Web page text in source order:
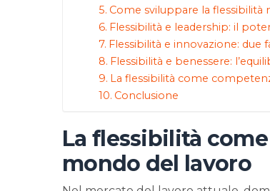
Come sviluppare la flessibilità
Flessibilità e leadership: il
Flessibilità e innovazione: due
Flessibilità e benessere:
La flessibilità come
Conclusione
La flessibilità
mondo del lavoro